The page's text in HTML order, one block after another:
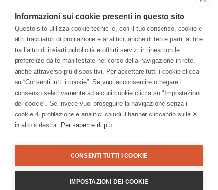
–
Accessibilitià
Con il contributo di:
Bando “Musei di Impresa 2025”
Informazioni sui cookie presenti in questo sito
Questo sito utilizza cookie tecnici e, con il tuo consenso, cookie e
altri tracciatori di profilazione e analitici, anche di terze parti, al fine
tra l’altro di inviarti pubblicità e offrirti servizi in linea con le
preferenze da te manifestate nel corso della navigazione in rete,
anche attraverso più dispositivi. Per accettare tutti i cookie clicca
su “Consenti tutti i cookie”. Se vuoi acconsentire o negare il
consenso selettivamente ad alcuni cookie clicca su "Impostazioni
dei cookie". Se invece vuoi proseguire la navigazione senza i
cookie di profilazione e analitici chiudi il banner cliccando sulla X
in alto a destra. Per saperne di più
CONSENTI TUTTI I COOKIE
IMPOSTAZIONI DEI COOKIE